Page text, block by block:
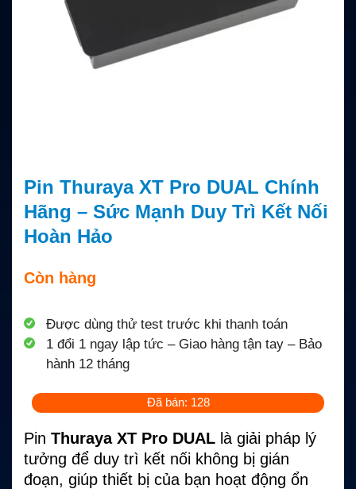
Pin Thuraya XT Pro DUAL Chính
Hãng – Sức Mạnh Duy Trì Kết Nối
Hoàn Hảo
Còn hàng
Được dùng thử test trước khi thanh toán
1 đổi 1 ngay lập tức – Giao hàng tận tay – Bảo
hành 12 tháng
Đã bán: 128
Pin Thuraya XT Pro DUAL là giải pháp lý
tưởng để duy trì kết nối không bị gián
đoạn, giúp thiết bị của bạn hoạt động ổn